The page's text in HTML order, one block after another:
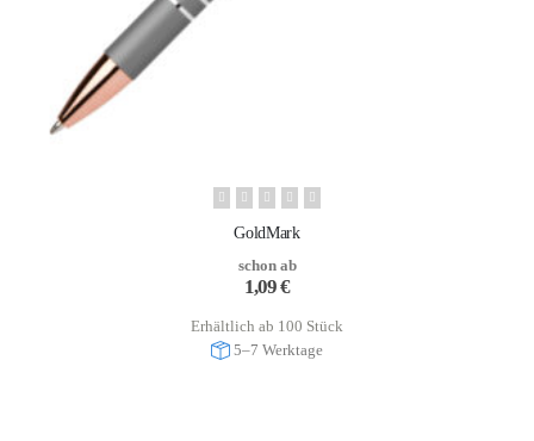
GoldMark
schon ab
1,09€
Erhältlich ab 100 Stück
5–7 Werktage